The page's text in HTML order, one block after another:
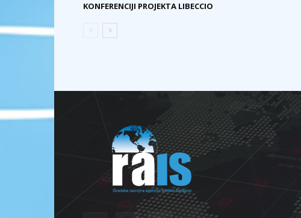
KONFERENCIJI PROJEKTA LIBECCIO